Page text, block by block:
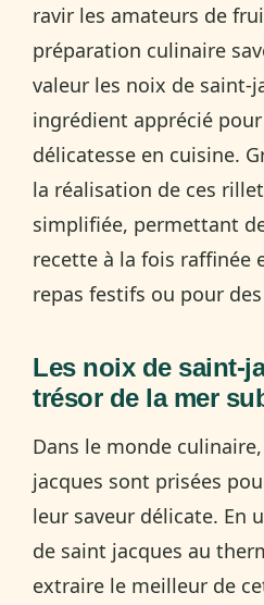
ravir les amateurs de
préparation culinaire
valeur les noix de saint-
ingrédient apprécié
délicatesse en cuisine.
la réalisation de ces
simplifiée, permettant
recette à la fois raffinée
repas festifs ou pour
Les noix de saint-
trésor de la mer
Dans le monde
jacques sont prisées
leur saveur délicate. En
de saint jacques au
extraire le meilleur de